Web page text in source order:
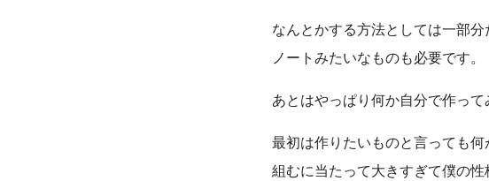
なんとかする方法としては一部
ノートみたいなものも必要です。
あとはやっぱり何か自分で作って
最初は作りたいものと言っても
組むに当たって大きすぎて僕の性